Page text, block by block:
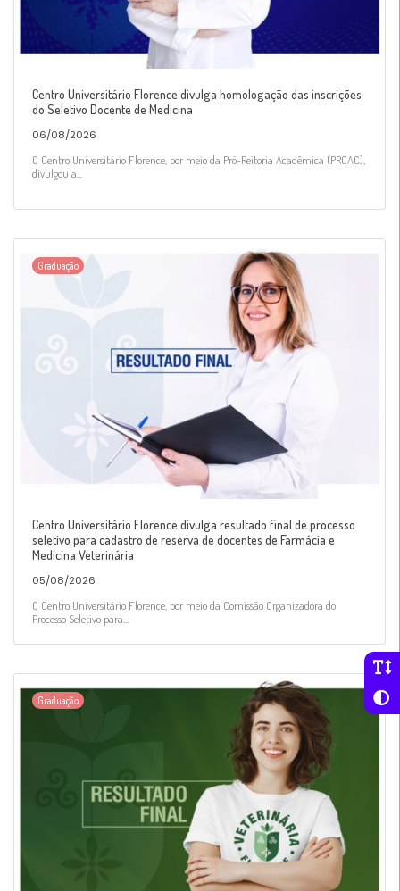
Centro Universitário Florence divulga homologação das inscrições
do Seletivo Docente de Medicina
06/08/2026
O Centro Universitário Florence, por meio da Pró-Reitoria Acadêmica (PROAC),
divulgou a...
Graduação
Centro Universitário Florence divulga resultado final de processo
seletivo para cadastro de reserva de docentes de Farmácia e
Medicina Veterinária
05/08/2026
O Centro Universitário Florence, por meio da Comissão Organizadora do
Processo Seletivo para...
Graduação